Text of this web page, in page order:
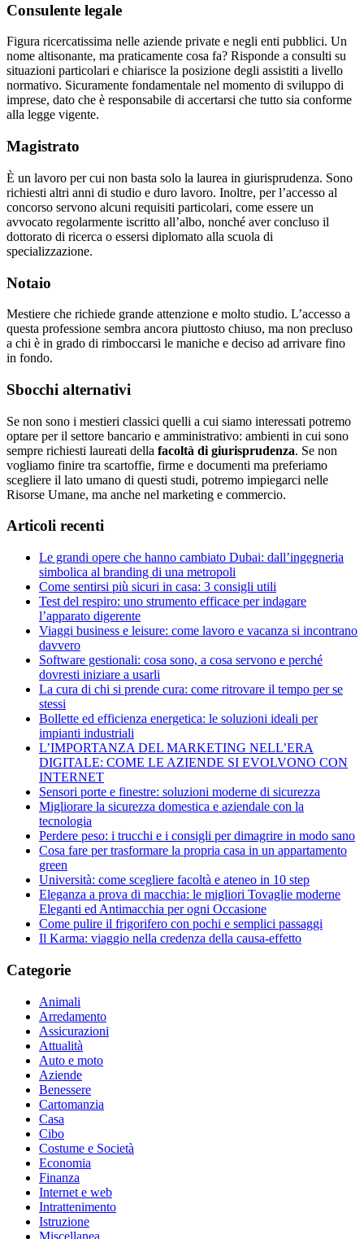
Consulente legale
Figura ricercatissima nelle aziende private e negli enti pubblici. Un
nome altisonante, ma praticamente cosa fa? Risponde a consulti su
situazioni particolari e chiarisce la posizione degli assistiti a livello
normativo. Sicuramente fondamentale nel momento di sviluppo di
imprese, dato che è responsabile di accertarsi che tutto sia conforme
alla legge vigente.
Magistrato
È un lavoro per cui non basta solo la laurea in giurisprudenza. Sono
richiesti altri anni di studio e duro lavoro. Inoltre, per l’accesso al
concorso servono alcuni requisiti particolari, come essere un
avvocato regolarmente iscritto all’albo, nonché aver concluso il
dottorato di ricerca o essersi diplomato alla scuola di
specializzazione.
Notaio
Mestiere che richiede grande attenzione e molto studio. L’accesso a
questa professione sembra ancora piuttosto chiuso, ma non precluso
a chi è in grado di rimboccarsi le maniche e deciso ad arrivare fino
in fondo.
Sbocchi alternativi
Se non sono i mestieri classici quelli a cui siamo interessati potremo
optare per il settore bancario e amministrativo: ambienti in cui sono
sempre richiesti laureati della facoltà di giurisprudenza. Se non
vogliamo finire tra scartoffie, firme e documenti ma preferiamo
scegliere il lato umano di questi studi, potremo impiegarci nelle
Risorse Umane, ma anche nel marketing e commercio.
Articoli recenti
Le grandi opere che hanno cambiato Dubai: dall’ingegneria
simbolica al branding di una metropoli
Come sentirsi più sicuri in casa: 3 consigli utili
Test del respiro: uno strumento efficace per indagare
l’apparato digerente
Viaggi business e leisure: come lavoro e vacanza si incontrano
davvero
Software gestionali: cosa sono, a cosa servono e perché
dovresti iniziare a usarli
La cura di chi si prende cura: come ritrovare il tempo per se
stessi
Bollette ed efficienza energetica: le soluzioni ideali per
impianti industriali
L’IMPORTANZA DEL MARKETING NELL’ERA
DIGITALE: COME LE AZIENDE SI EVOLVONO CON
INTERNET
Sensori porte e finestre: soluzioni moderne di sicurezza
Migliorare la sicurezza domestica e aziendale con la
tecnologia
Perdere peso: i trucchi e i consigli per dimagrire in modo sano
Cosa fare per trasformare la propria casa in un appartamento
green
Università: come scegliere facoltà e ateneo in 10 step
Eleganza a prova di macchia: le migliori Tovaglie moderne
Eleganti ed Antimacchia per ogni Occasione
Come pulire il frigorifero con pochi e semplici passaggi
Il Karma: viaggio nella credenza della causa-effetto
Categorie
Animali
Arredamento
Assicurazioni
Attualità
Auto e moto
Aziende
Benessere
Cartomanzia
Casa
Cibo
Costume e Società
Economia
Finanza
Internet e web
Intrattenimento
Istruzione
Miscellanea